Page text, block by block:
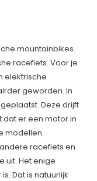
mountainbikes.
racefiets. Voor je
elektrische
geworden. In
Deze drijft
dat er een motor in
modellen.
racefiets en
uit. Het enige
Dat is natuurlijk